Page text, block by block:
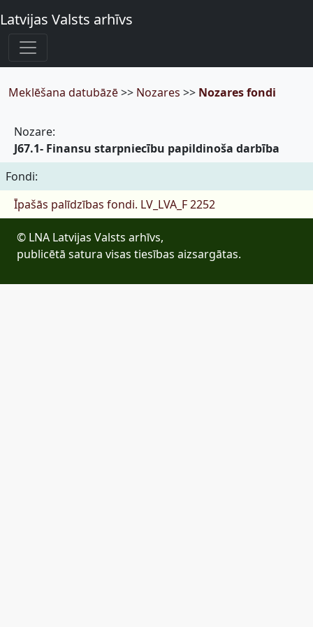
Latvijas Valsts arhīvs
Meklēšana datubāzē>> Nozares >> Nozares fondi
Nozare:
J67.1- Finansu starpniecību papildinoša darbība
Fondi:
Īpašās palīdzības fondi. LV_LVA_F 2252
© LNA Latvijas Valsts arhīvs,
publicētā satura visas tiesības aizsargātas.